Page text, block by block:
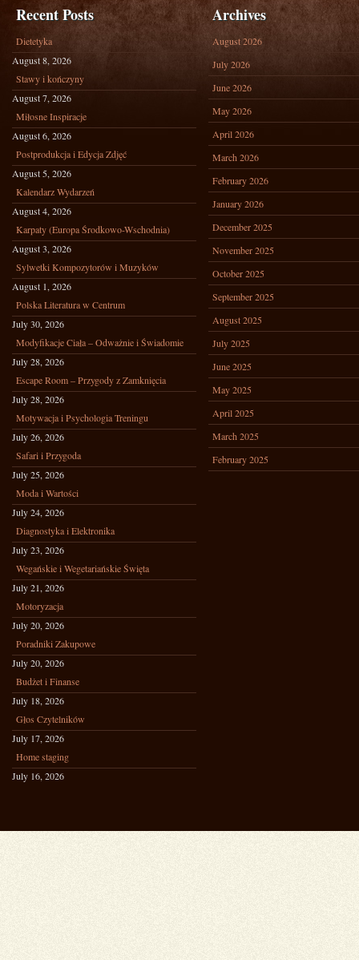
Recent Posts
Dietetyka
August 8, 2026
Stawy i kończyny
August 7, 2026
Miłosne Inspiracje
August 6, 2026
Postprodukcja i Edycja Zdjęć
August 5, 2026
Kalendarz Wydarzeń
August 4, 2026
Karpaty (Europa Środkowo-Wschodnia)
August 3, 2026
Sylwetki Kompozytorów i Muzyków
August 1, 2026
Polska Literatura w Centrum
July 30, 2026
Modyfikacje Ciała – Odważnie i Świadomie
July 28, 2026
Escape Room – Przygody z Zamknięcia
July 28, 2026
Motywacja i Psychologia Treningu
July 26, 2026
Safari i Przygoda
July 25, 2026
Moda i Wartości
July 24, 2026
Diagnostyka i Elektronika
July 23, 2026
Wegańskie i Wegetariańskie Święta
July 21, 2026
Motoryzacja
July 20, 2026
Poradniki Zakupowe
July 20, 2026
Budżet i Finanse
July 18, 2026
Głos Czytelników
July 17, 2026
Home staging
July 16, 2026
Archives
August 2026
July 2026
June 2026
May 2026
April 2026
March 2026
February 2026
January 2026
December 2025
November 2025
October 2025
September 2025
August 2025
July 2025
June 2025
May 2025
April 2025
March 2025
February 2025